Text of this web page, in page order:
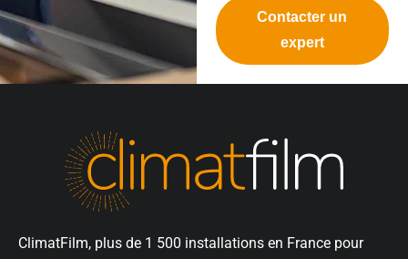
Contacter un
expert
ClimatFilm, plus de 1 500 installations en France pour